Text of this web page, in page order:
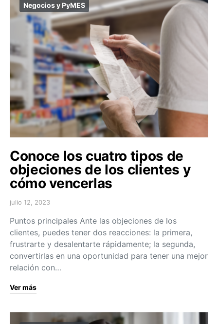
Negocios y PyMES
Conoce los cuatro tipos de
objeciones de los clientes y
cómo vencerlas
julio 12, 2023
Puntos principales Ante las objeciones de los
clientes, puedes tener dos reacciones: la primera,
frustrarte y desalentarte rápidamente; la segunda,
convertirlas en una oportunidad para tener una mejor
relación con…
Ver más